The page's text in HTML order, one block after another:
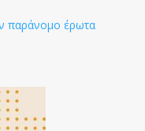
παράνομο έρωτα